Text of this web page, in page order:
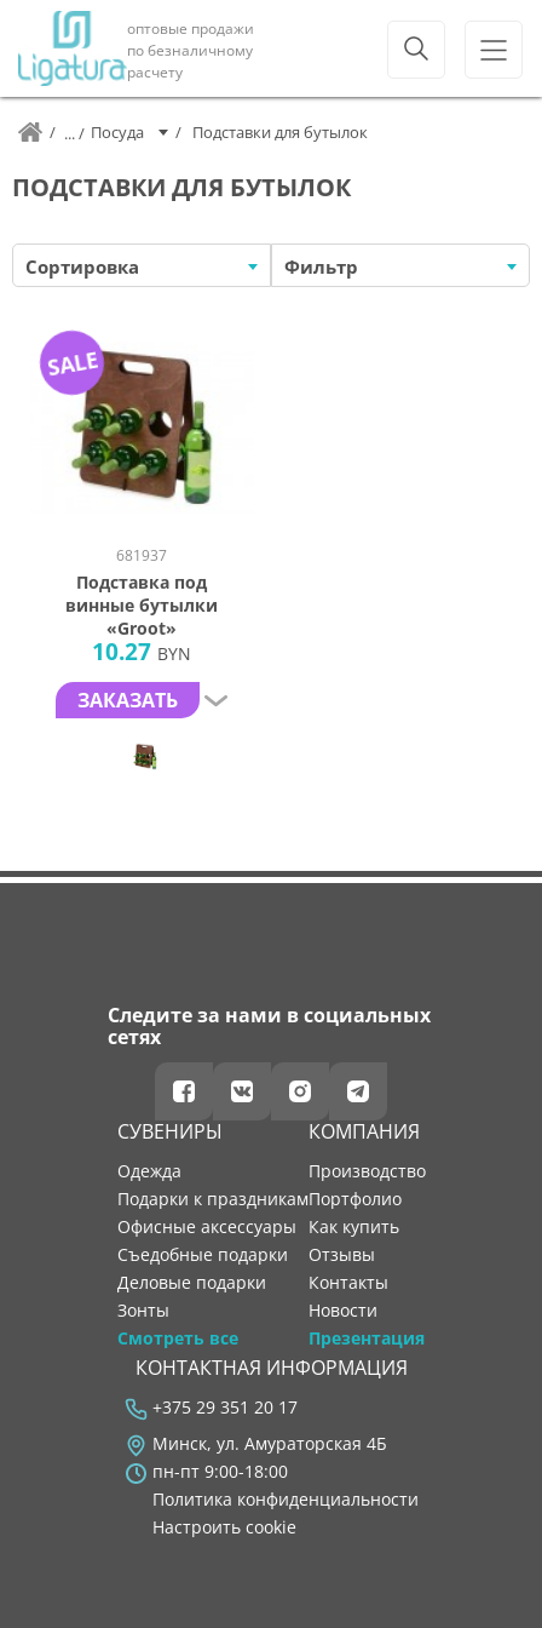
оптовые продажи
по безналичному
расчету
Посуда Подставки для бутылок
ПОДСТАВКИ ДЛЯ БУТЫЛОК
Сортировка Фильтр
681937
Подставка под
винные бутылки
«Groot»
10.27 BYN
ЗАКАЗАТЬ
SALE
Следите за нами в социальных
сетях
СУВЕНИРЫ
Одежда
Подарки к праздникам
Офисные аксессуары
Съедобные подарки
Деловые подарки
Зонты
Смотреть все
КОМПАНИЯ
производство
портфолио
как купить
отзывы
контакты
новости
Презентация
КОНТАКТНАЯ ИНФОРМАЦИЯ
+375 29 351 20 17
Минск, ул. Амураторская 4Б
пн-пт 9:00-18:00
Политика конфиденциальности
Настроить cookie